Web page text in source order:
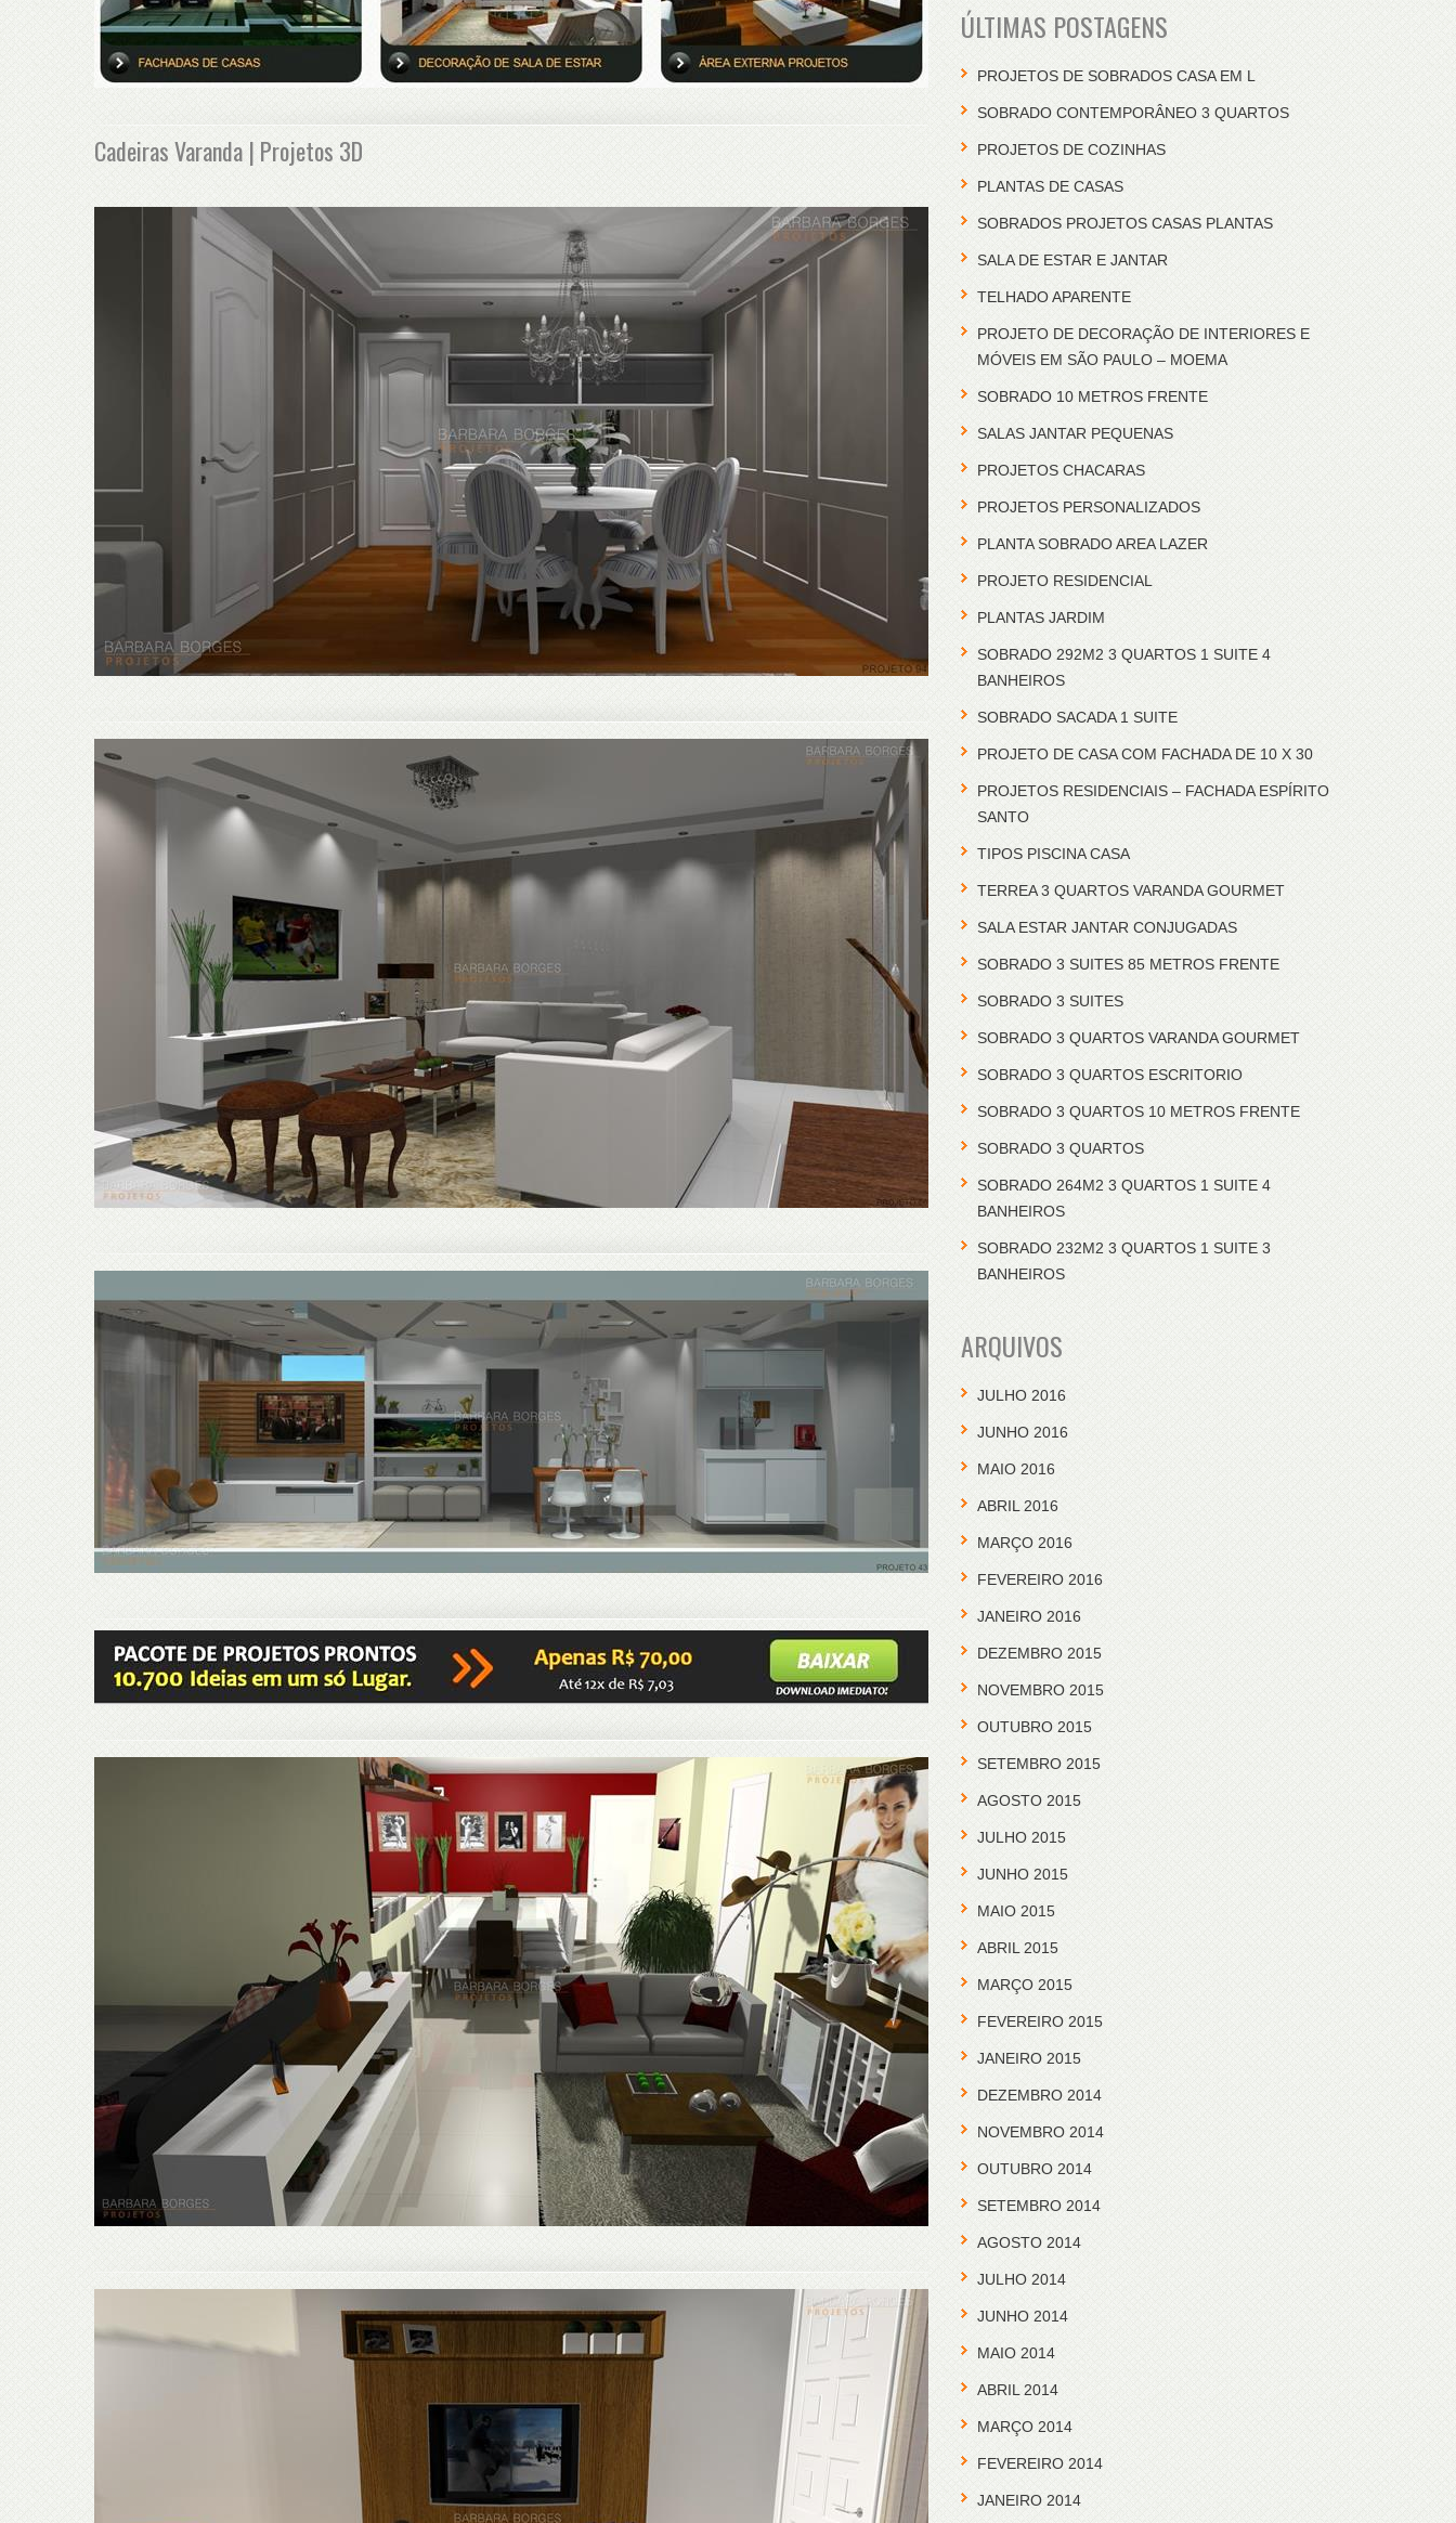
Cadeiras Varanda | Projetos 3D
ÚLTIMAS POSTAGENS
PROJETOS DE SOBRADOS CASA EM L
SOBRADO CONTEMPORÂNEO 3 QUARTOS
PROJETOS DE COZINHAS
PLANTAS DE CASAS
SOBRADOS PROJETOS CASAS PLANTAS
SALA DE ESTAR E JANTAR
TELHADO APARENTE
PROJETO DE DECORAÇÃO DE INTERIORES E
MÓVEIS EM SÃO PAULO – MOEMA
SOBRADO 10 METROS FRENTE
SALAS JANTAR PEQUENAS
PROJETOS CHACARAS
PROJETOS PERSONALIZADOS
PLANTA SOBRADO AREA LAZER
PROJETO RESIDENCIAL
PLANTAS JARDIM
SOBRADO 292M2 3 QUARTOS 1 SUITE 4
BANHEIROS
SOBRADO SACADA 1 SUITE
PROJETO DE CASA COM FACHADA DE 10 X 30
PROJETOS RESIDENCIAIS – FACHADA ESPÍRITO
SANTO
TIPOS PISCINA CASA
TERREA 3 QUARTOS VARANDA GOURMET
SALA ESTAR JANTAR CONJUGADAS
SOBRADO 3 SUITES 85 METROS FRENTE
SOBRADO 3 SUITES
SOBRADO 3 QUARTOS VARANDA GOURMET
SOBRADO 3 QUARTOS ESCRITORIO
SOBRADO 3 QUARTOS 10 METROS FRENTE
SOBRADO 3 QUARTOS
SOBRADO 264M2 3 QUARTOS 1 SUITE 4
BANHEIROS
SOBRADO 232M2 3 QUARTOS 1 SUITE 3
BANHEIROS
ARQUIVOS
JULHO 2016
JUNHO 2016
MAIO 2016
ABRIL 2016
MARÇO 2016
FEVEREIRO 2016
JANEIRO 2016
DEZEMBRO 2015
NOVEMBRO 2015
OUTUBRO 2015
SETEMBRO 2015
AGOSTO 2015
JULHO 2015
JUNHO 2015
MAIO 2015
ABRIL 2015
MARÇO 2015
FEVEREIRO 2015
JANEIRO 2015
DEZEMBRO 2014
NOVEMBRO 2014
OUTUBRO 2014
SETEMBRO 2014
AGOSTO 2014
JULHO 2014
JUNHO 2014
MAIO 2014
ABRIL 2014
MARÇO 2014
FEVEREIRO 2014
JANEIRO 2014